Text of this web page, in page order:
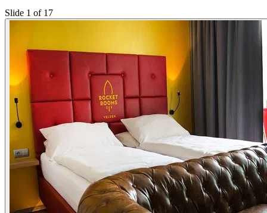
Slide 1 of 17